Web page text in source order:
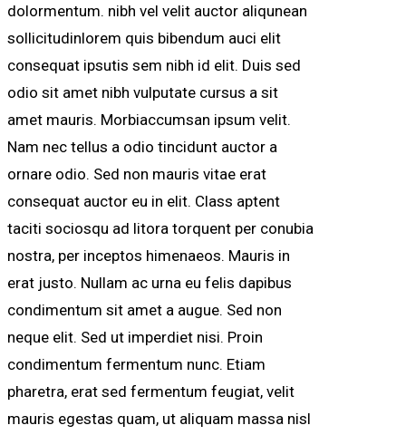
dolormentum. nibh vel velit auctor aliqunean
sollicitudinlorem quis bibendum auci elit
consequat ipsutis sem nibh id elit. Duis sed
odio sit amet nibh vulputate cursus a sit
amet mauris. Morbiaccumsan ipsum velit.
Nam nec tellus a odio tincidunt auctor a
ornare odio. Sed non mauris vitae erat
consequat auctor eu in elit. Class aptent
taciti sociosqu ad litora torquent per conubia
nostra, per inceptos himenaeos. Mauris in
erat justo. Nullam ac urna eu felis dapibus
condimentum sit amet a augue. Sed non
neque elit. Sed ut imperdiet nisi. Proin
condimentum fermentum nunc. Etiam
pharetra, erat sed fermentum feugiat, velit
mauris egestas quam, ut aliquam massa nisl